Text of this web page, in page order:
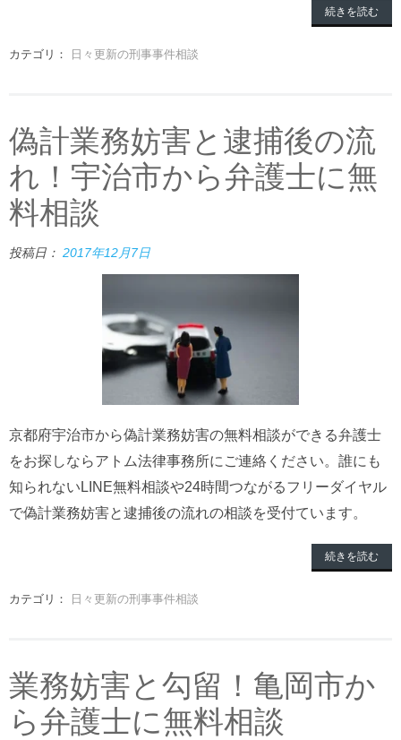
続きを読む
カテゴリ： 日々更新の刑事事件相談
偽計業務妨害と逮捕後の流
れ！宇治市から弁護士に無
料相談
投稿日： 2017年12月7日
京都府宇治市から偽計業務妨害の無料相談ができる弁護士
をお探しならアトム法律事務所にご連絡ください。誰にも
知られないLINE無料相談や24時間つながるフリーダイヤル
で偽計業務妨害と逮捕後の流れの相談を受付ています。
続きを読む
カテゴリ： 日々更新の刑事事件相談
業務妨害と勾留！亀岡市か
ら弁護士に無料相談